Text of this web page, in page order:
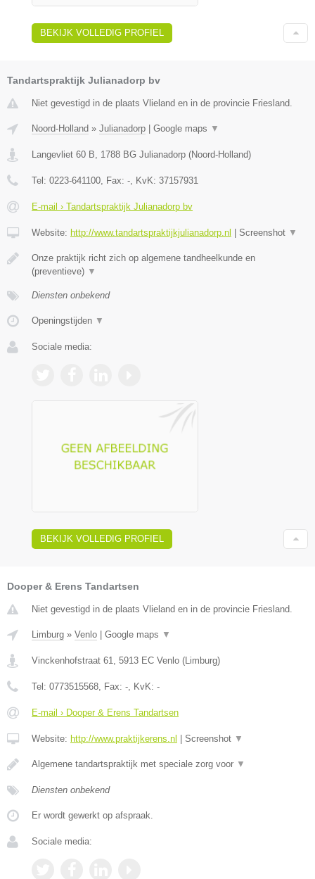
BEKIJK VOLLEDIG PROFIEL
Tandartspraktijk Julianadorp bv
Niet gevestigd in de plaats Vlieland en in de provincie Friesland.
Noord-Holland » Julianadorp Google maps ▼
Langevliet 60 B, 1788 BG Julianadorp (Noord-Holland)
Tel: 0223-641100, Fax: -, KvK: 37157931
E-mail › Tandartspraktijk Julianadorp bv
Website: http://www.tandartspraktijkjulianadorp.nl Screenshot ▼
Onze praktijk richt zich op algemene tandheelkunde en
(preventieve) ▼
Diensten onbekend
Openingstijden ▼
Sociale media:
BEKIJK VOLLEDIG PROFIEL
Dooper & Erens Tandartsen
Niet gevestigd in de plaats Vlieland en in de provincie Friesland.
Limburg » Venlo Google maps ▼
Vinckenhofstraat 61 5913 EC Venlo ( Limburg)
Tel: 0773515568 , Fax: - , KvK: -
E-mail › Dooper & Erens Tandartsen
Website: http://www.praktijkerens.nl Screenshot ▼
Algemene tandartspraktijk met speciale zorg voor ▼
Diensten onbekend
Er wordt gewerkt op afspraak.
Sociale media: